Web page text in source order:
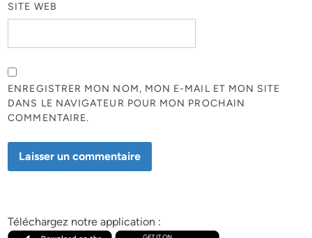
SITE WEB
ENREGISTRER MON NOM, MON E-MAIL ET MON SITE
DANS LE NAVIGATEUR POUR MON PROCHAIN
COMMENTAIRE.
Téléchargez notre application :